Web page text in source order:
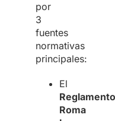
por
3
fuentes
normativas
principales:
El
Reglamento
Roma